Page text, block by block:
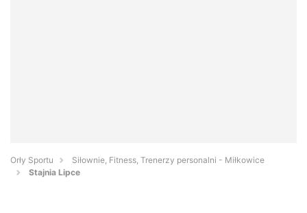
Orły Sportu
Siłownie, Fitness, Trenerzy personalni - Miłkowice
Stajnia Lipce